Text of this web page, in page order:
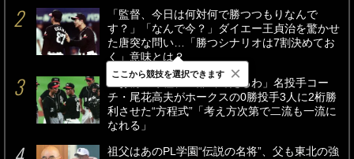
「監督、今日は何対何で勝つつもりなんで
す？」「なんで今？」ダイエー王貞治を驚かせ
た唐突な問い…「勝つシナリオは7割決めてお
く」意味とは？
「お前の球種、全部当てたるわ」名投手コー
チ・尾花高夫がホークスの0勝投手3人に2桁勝
利させた“方程式”「考え方次第で二流も一流に
なれる」
祖父はあのPL学園“伝説の名将”、父も東北の強
ここから競技を選択できます ×